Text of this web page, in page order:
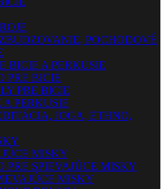
POCHODOVÉ
BICIE A PERKUSIE
PRE BICIE
PRE BICIE
PERKUSIE
JOGA, ETHNO,
MISKY
PRE SPIEVAJÚCE MISKY
MISKY